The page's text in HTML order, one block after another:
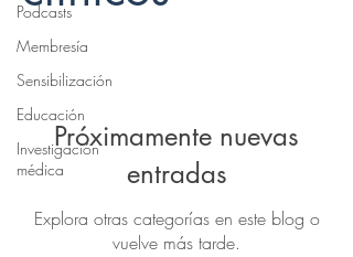
Podcasts
Membresía
Sensibilización
Educación
Investigación
médica
Próximamente nuevas
entradas
Explora otras categorías en este blog o
vuelve más tarde.